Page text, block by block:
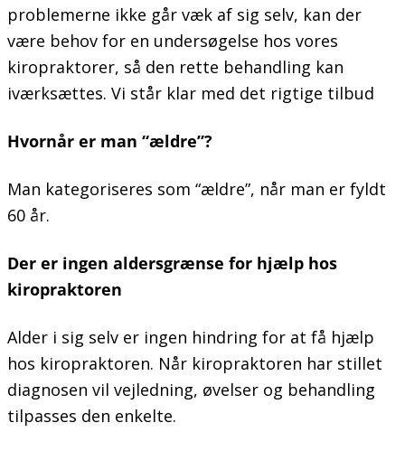
problemerne ikke går væk af sig selv, kan der
være behov for en undersøgelse hos vores
kiropraktorer, så den rette behandling kan
iværksættes. Vi står klar med det rigtige tilbud
Hvornår er man “ældre”?
Man kategoriseres som “ældre”, når man er fyldt
60 år.
Der er ingen aldersgrænse for hjælp hos
kiropraktoren
Alder i sig selv er ingen hindring for at få hjælp
hos kiropraktoren. Når kiropraktoren har stillet
diagnosen vil vejledning, øvelser og behandling
tilpasses den enkelte.